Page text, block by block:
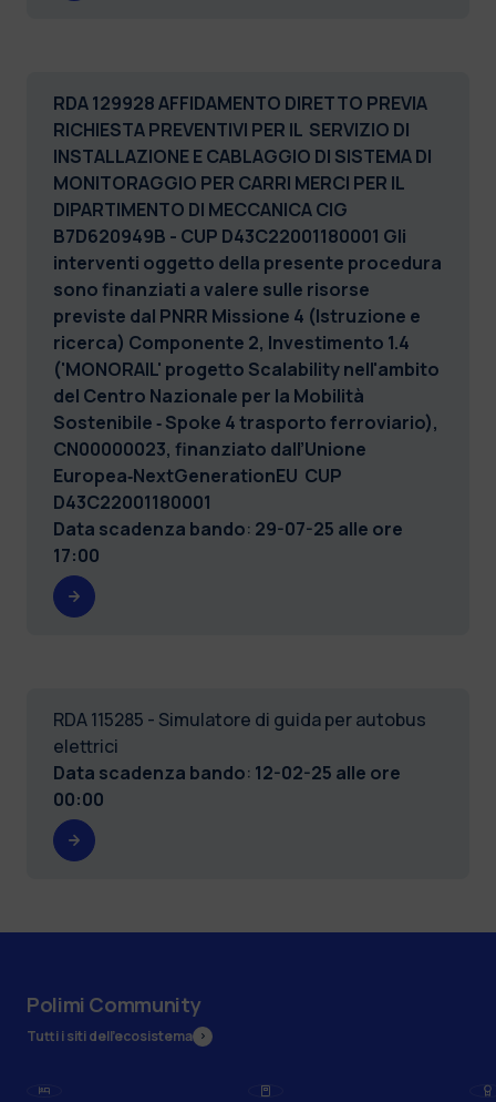
RDA 129928 AFFIDAMENTO DIRETTO PREVIA
RICHIESTA PREVENTIVI PER IL SERVIZIO DI
INSTALLAZIONE E CABLAGGIO DI SISTEMA DI
MONITORAGGIO PER CARRI MERCI PER IL
DIPARTIMENTO DI MECCANICA CIG
B7D620949B - CUP D43C22001180001 Gli
interventi oggetto della presente procedura
sono finanziati a valere sulle risorse
previste dal PNRR Missione 4 (Istruzione e
ricerca) Componente 2, Investimento 1.4
('MONORAIL' progetto Scalability nell'ambito
del Centro Nazionale per la Mobilità
Sostenibile ‐ Spoke 4 trasporto ferroviario),
CN00000023, finanziato dall’Unione
Europea‐NextGenerationEU CUP
D43C22001180001
Data scadenza bando: 29-07-25 alle ore
17:00
RDA 115285 - Simulatore di guida per autobus
elettrici
Data scadenza bando: 12-02-25 alle ore
00:00
Polimi Community
Tutti i siti dell’ecosistema